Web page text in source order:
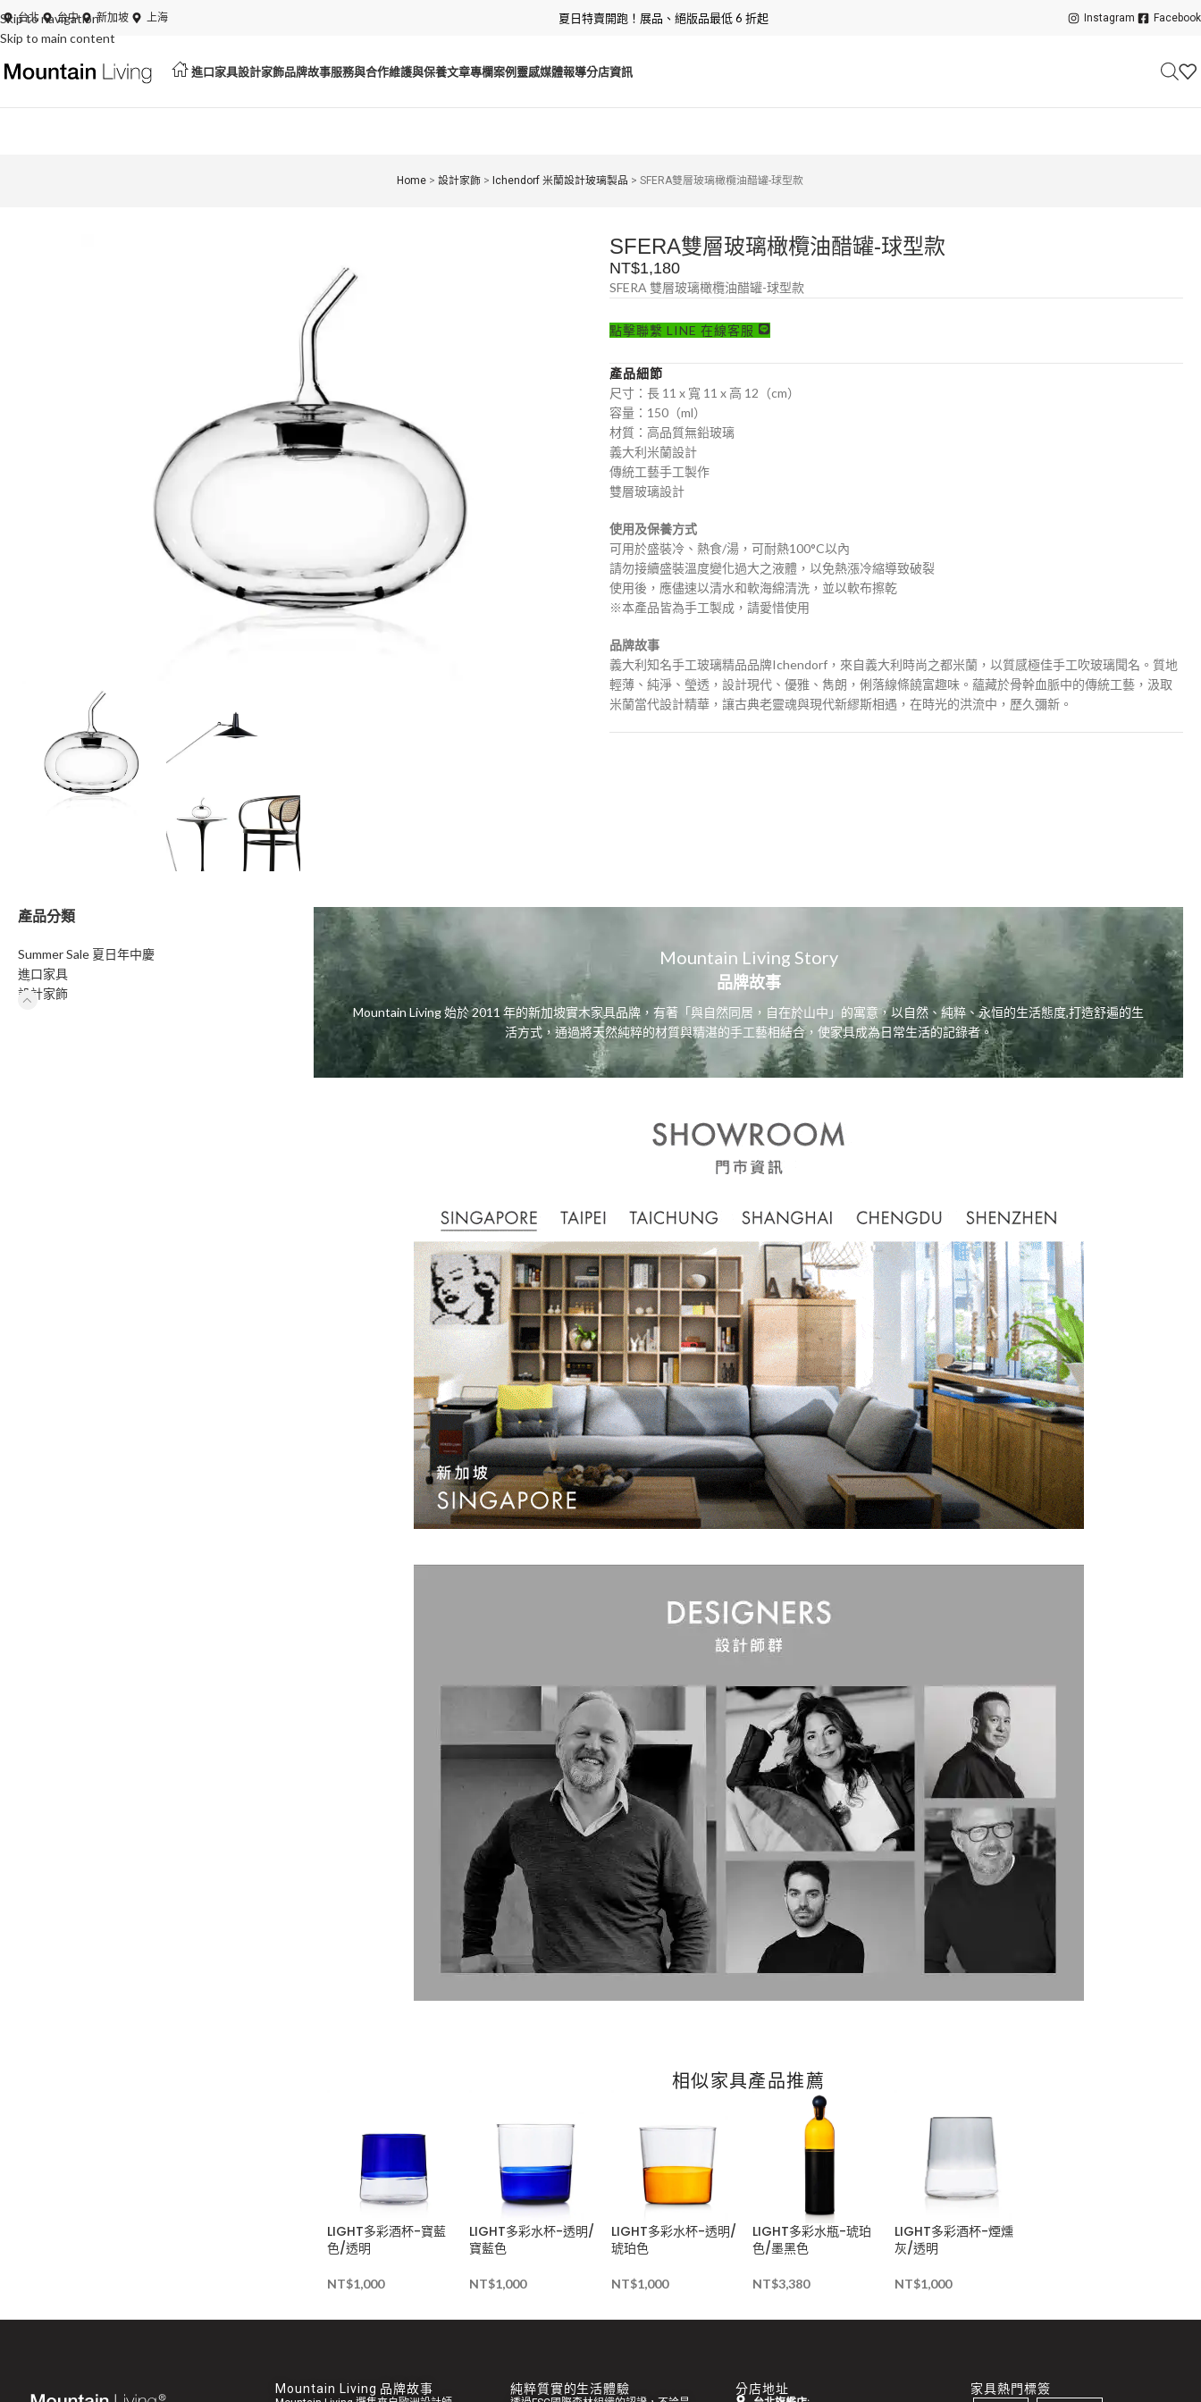
Skip to navigation
Skip to main content
台北 台中 新加坡 上海
夏日特賣開跑！展品、絕版品最低 6 折起 夏日特賣開跑！展品、絕版品最低 6 折起 Instagram Facebook
進口家具設計家飾品牌故事服務與合作維護與保養文章專欄案例靈感媒體報導分店資訊
Home >設計家飾 > Ichendorf 米蘭設計玻璃製品 >SFERA雙層玻璃橄欖油醋罐-球型款
SFERA雙層玻璃橄欖油醋罐-球型款
NT$1,180
SFERA 雙層玻璃橄欖油醋罐-球型款
點擊聯繫 LINE 在線客服
產品細節
尺寸：長 11 x 寬 11 x 高 12（cm）
容量：150（ml）
材質：高品質無鉛玻璃
義大利米蘭設計
傳統工藝手工製作
雙層玻璃設計
使用及保養方式
可用於盛裝冷、熱食/湯，可耐熱100°C以內
請勿接續盛裝溫度變化過大之液體，以免熱漲冷縮導致破裂
使用後，應儘速以清水和軟海綿清洗，並以軟布擦乾
※本產品皆為手工製成，請愛惜使用
品牌故事
義大利知名手工玻璃精品品牌Ichendorf，來自義大利時尚之都米蘭，以質感極佳手工吹玻璃聞名。質地
輕薄、純淨、瑩透，設計現代、優雅、雋朗，俐落線條饒富趣味。蘊藏於骨幹血脈中的傳統工藝，汲取
米蘭當代設計精華，讓古典老靈魂與現代新繆斯相遇，在時光的洪流中，歷久彌新。
產品分類
Summer Sale 夏日年中慶
進口家具
設計家飾
Mountain Living Story
品牌故事
Mountain Living 始於 2011 年的新加坡實木家具品牌，有著「與自然同居，自在於山中」的寓意，以自然、純粹、永恒的生活態度,打造舒遍的生
活方式，通過將天然純粹的材質與精湛的手工藝相結合，使家具成為日常生活的記錄者。
相似家具產品推薦
LIGHT多彩酒杯-寶藍
色/透明
NT$1,000
LIGHT多彩水杯-透明/
寶藍色
NT$1,000
LIGHT多彩水杯-透明/
琥珀色
NT$1,000
LIGHT多彩水瓶-琥珀
色/墨黑色
NT$3,380
LIGHT多彩酒杯-煙燻
灰/透明
NT$1,000
Mountain Living 品牌故事 純粹質實的生活體驗 分店地址 家具熱門標簽